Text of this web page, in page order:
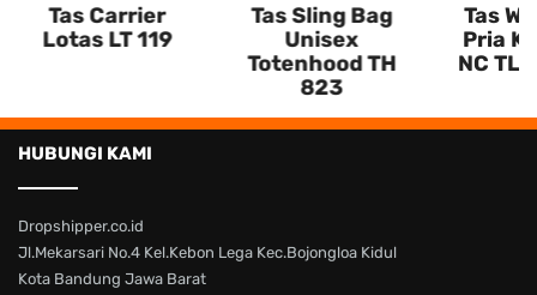
Tas Carrier
Lotas LT 119
Tas Sling Bag
Unisex
Totenhood TH
823
Tas
Pria
NC TL
HUBUNGI KAMI
Dropshipper.co.id
Jl.Mekarsari No.4 Kel.Kebon Lega Kec.Bojongloa Kidul
Kota Bandung Jawa Barat